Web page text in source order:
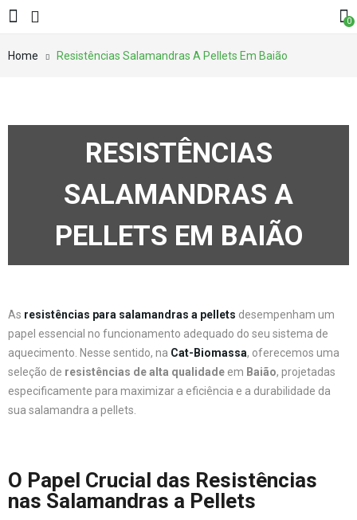
0
Home Resistências Salamandras A Pellets Em Baião
RESISTÊNCIAS
SALAMANDRAS A
PELLETS EM BAIÃO
As resistências para salamandras a pellets desempenham um
papel essencial no funcionamento adequado do seu sistema de
aquecimento. Nesse sentido, na Cat-Biomassa, oferecemos uma
seleção de resistências de alta qualidade em Baião, projetadas
especificamente para maximizar a eficiência e a durabilidade da
sua salamandra a pellets.
O Papel Crucial das Resistências
nas Salamandras a Pellets